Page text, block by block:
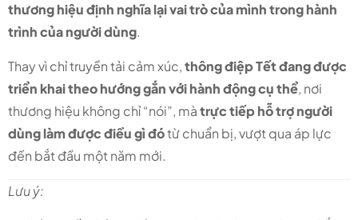
thương hiệu định nghĩa lại vai trò của mình trong hành
trình của người dùng.
Thay vì chỉ truyền tải cảm xúc,thông điệp Tết đang được
triển khai theo hướng gắn với hành động cụ thể, nơi
thương hiệu không chỉ “nói”, màtrực tiếp hỗ trợ người
dùng làm được điều gì đótừ chuẩn bị, vượt qua áp lực
đến bắt đầu một năm mới.
Lưu ý: